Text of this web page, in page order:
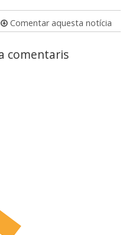
Comentar aquesta notícia
comentaris